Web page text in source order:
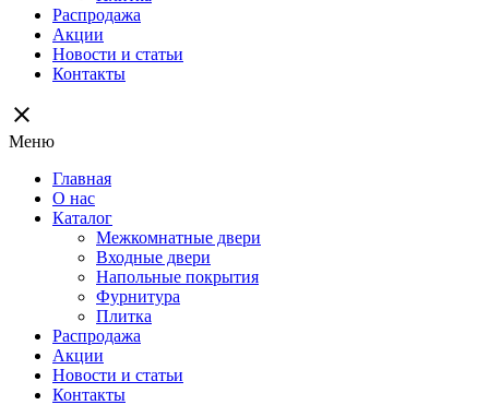
Распродажа
Акции
Новости и статьи
Контакты
close
Меню
Главная
О нас
Каталог
Межкомнатные двери
Входные двери
Напольные покрытия
Фурнитура
Плитка
Распродажа
Акции
Новости и статьи
Контакты